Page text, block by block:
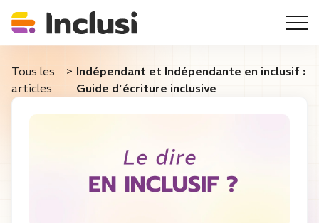
Tous les
articles
> Indépendant et Indépendante en inclusif :
Guide d'écriture inclusive